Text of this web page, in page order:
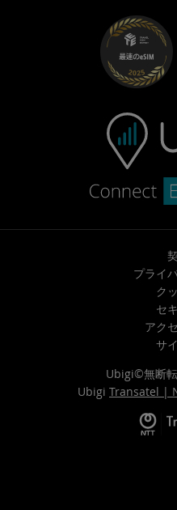
トラブルシューティング
ヘルプセンター
お問い合わせ先
プライ
ク
セ
アク
サ
Ubigi©無断転
Ubigi Transatel |